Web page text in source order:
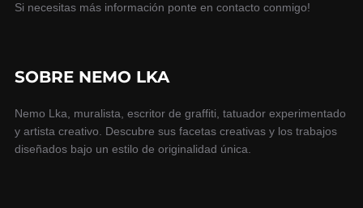
Si necesitas más información ponte en contacto conmigo!
SOBRE NEMO LKA
Nemo Lka, muralista, escritor de graffiti, tatuador experimentado
y artista creativo. Descubre sus facetas creativas y los trabajos
diseñados bajo un estilo de originalidad única.